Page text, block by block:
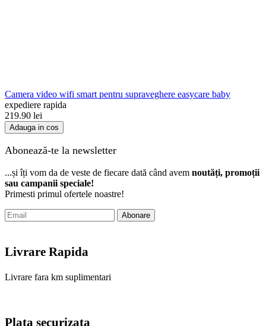
Camera video wifi smart pentru supraveghere easycare baby
expediere rapida
219.90 lei
Adauga in cos
Abonează-te la newsletter
...și îți vom da de veste de fiecare dată când avem noutăți, promoții
sau campanii speciale!
Primesti primul ofertele noastre!
Abonare
Livrare Rapida
Livrare fara km suplimentari
Plata securizata